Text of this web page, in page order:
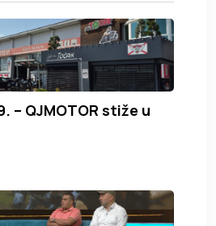
– QJMOTOR stiže u